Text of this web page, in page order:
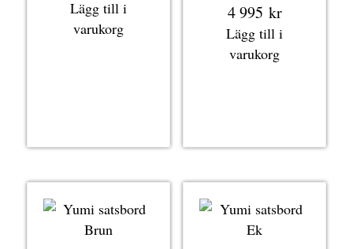
Lägg till i
varukorg
4 995 kr
Lägg till i
varukorg